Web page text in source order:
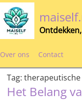
Over ons Contact
Tag:
Het Belang